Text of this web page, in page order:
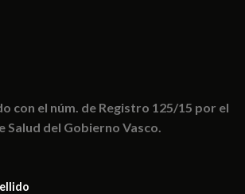
con el núm. de Registro 125/15 por el
del Gobierno Vasco.